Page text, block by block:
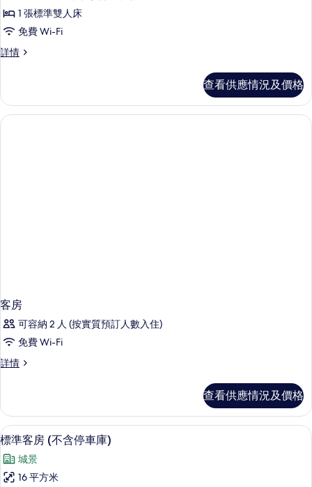
所
有
準
的
相
1 張標準雙人床
免費 Wi-Fi
詳情
標
情
查看供應情況及價格
客房
可容納 2 人 (按實質預訂人數入住)
免費 Wi-Fi
詳情
客
查看供應情況及價格
載
入
所
標準客房 (不含停車庫) | 高級寢具、
4
標準客房 (不含停車庫)
城景
16 平方米